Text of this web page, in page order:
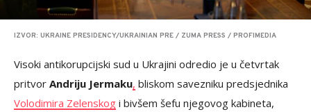
IZVOR: UKRAINE PRESIDENCY/UKRAINIAN PRE / ZUMA PRESS / PROFIMEDIA
Visoki antikorupcijski sud u Ukrajini odredio je u četvrtak
pritvor Andriju Jermaku, bliskom savezniku predsjednika
Volodimira Zelenskog i bivšem šefu njegovog kabineta,